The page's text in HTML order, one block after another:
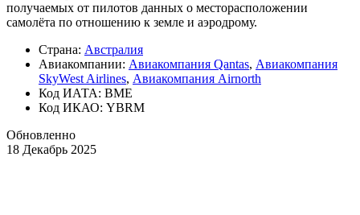
получаемых от пилотов данных о месторасположении
самолёта по отношению к земле и аэродрому.
Страна: Австралия
Авиакомпании: Авиакомпания Qantas, Авиакомпания
SkyWest Airlines, Авиакомпания Airnorth
Код ИАТА: BME
Код ИКАО: YBRM
Обновленно
18 Декабрь 2025